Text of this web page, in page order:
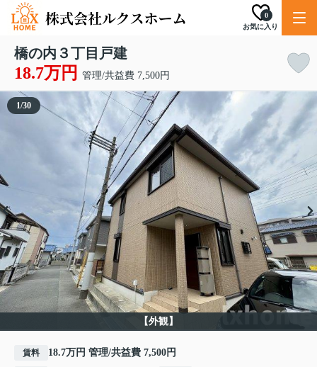
お気に入り
0
橋の内３丁目戸建
18.7万円 管理/共益費 7,500円
【外観】
1/30
賃料 18.7万円 管理/共益費 7,500円